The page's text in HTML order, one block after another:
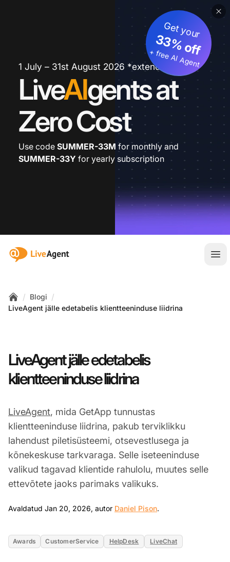
1 July – 31st August 2026 *extended
LiveAIgents at
Zero Cost
Get your
33% off
+ free AI Agent
Use code SUMMER-33M for monthly and
SUMMER-33Y for yearly subscription
:site.title
Home
/ Blogi /
LiveAgent jälle edetabelis klientteeninduse liidrina
LiveAgent jälle edetabelis
klientteeninduse liidrina
LiveAgent, mida GetApp tunnustas
klientteeninduse liidrina, pakub terviklikku
lahendust piletisüsteemi, otsevestlusega ja
kõnekeskuse tarkvaraga. Selle iseteeninduse
valikud tagavad klientide rahulolu, muutes selle
ettevõtete jaoks parimaks valikuks.
Avaldatud Jan 20, 2026, autor Daniel Pison.
Awards CustomerService HelpDesk LiveChat